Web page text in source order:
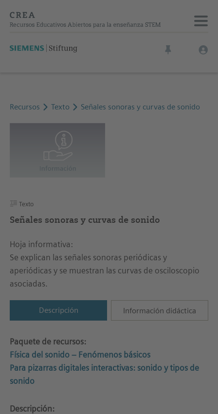
Recursos Texto Señales sonoras y curvas de sonido
Texto
Señales sonoras y curvas de sonido
Hoja informativa:
Se explican las señales sonoras periódicas y
aperiódicas y se muestran las curvas de osciloscopio
asociadas.
Descripción Información didáctica
Paquete de recursos:
Física del sonido – Fenómenos básicos
Para pizarras digitales interactivas: sonido y tipos de
sonido
Descripción: